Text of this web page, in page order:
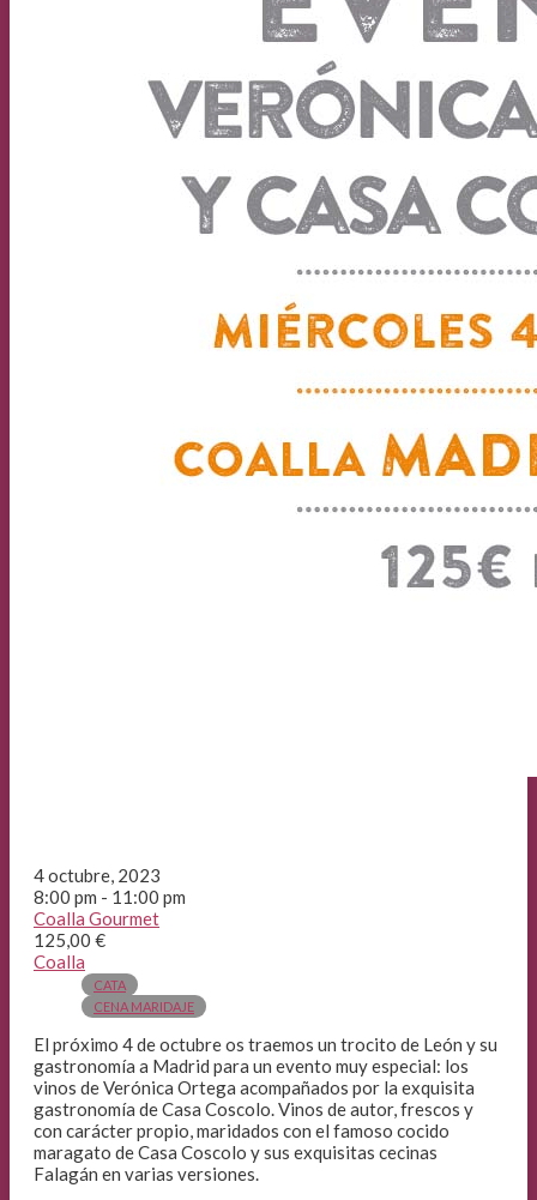
4 octubre, 2023
8:00 pm - 11:00 pm
Coalla Gourmet
125,00 €
Coalla
CATA
CENA MARIDAJE
El próximo 4 de octubre os traemos un trocito de León y su
gastronomía a Madrid para un evento muy especial: los
vinos de Verónica Ortega acompañados por la exquisita
gastronomía de Casa Coscolo. Vinos de autor, frescos y
con carácter propio, maridados con el famoso cocido
maragato de Casa Coscolo y sus exquisitas cecinas
Falagán en varias versiones.